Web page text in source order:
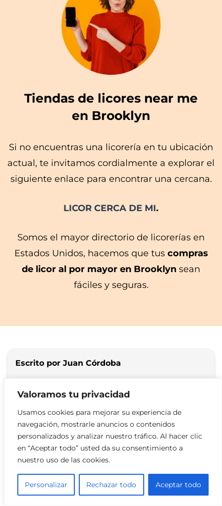
Valoramos tu privacidad
Usamos cookies para mejorar su experiencia de
navegación, mostrarle anuncios o contenidos
personalizados y analizar nuestro tráfico. Al hacer clic
en “Aceptar todo” usted da su consentimiento a
nuestro uso de las cookies.
Personalizar Rechazar todo Aceptar todo
Tiendas de licores near me
en Brooklyn
Si no encuentras una licorería en tu ubicación
actual, te invitamos cordialmente a explorar el
siguiente enlace para encontrar una cercana.
LICOR CERCA DE MI.
Somos el mayor directorio de licorerías en
Estados Unidos, hacemos que tuscompras
de licor al por mayor en Brooklyn sean
fáciles y seguras.
Escrito por Juan Córdoba
Soy Juan Córdoba, apasionado por la
tecnología y los licores. Cofundé un
directorio de licorerías en EE.UU. para
ayudarte a encontrar las mejores
opciones. Me encanta explorar la historia y cultura
de los licores.